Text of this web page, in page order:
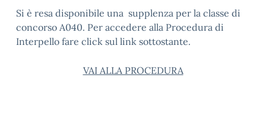
Si è resa disponibile una supplenza per la classe di
concorso A040. Per accedere alla Procedura di
Interpello fare click sul link sottostante.
VAI ALLA PROCEDURA